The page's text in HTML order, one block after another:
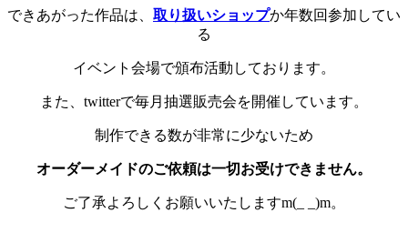
できあがった作品は、 取り扱いショップか年数回参加してい
る
イベント会場で頒布活動しております。
また、twitterで毎月抽選販売会を開催しています。
制作できる数が非常に少ないため
オーダーメイドのご依頼は一切お受けできません。
ご了承よろしくお願いいたしますm(_ _)m。